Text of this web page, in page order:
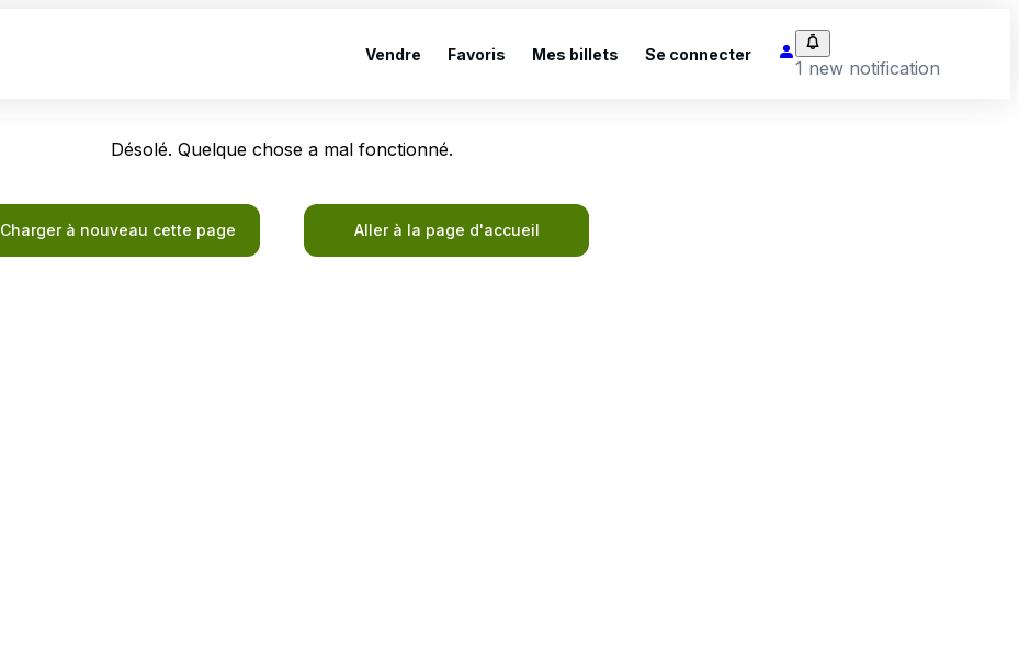
Vendre Favoris Mes billets Se connecter
1 new notification
Désolé. Quelque chose a mal fonctionné.
Charger à nouveau cette page Aller à la page d'accueil